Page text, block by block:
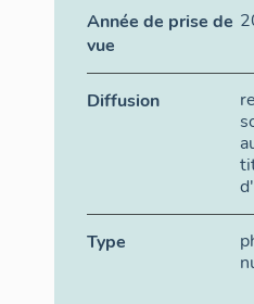
Année de prise de
vue
Diffusion
Type